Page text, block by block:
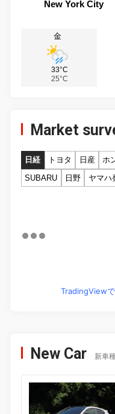
New York City
金
33°C
25°C
Market
日経 トヨタ 日産 ホ
SUBARU
日野 ヤマハ
TradingView
New Car 新車